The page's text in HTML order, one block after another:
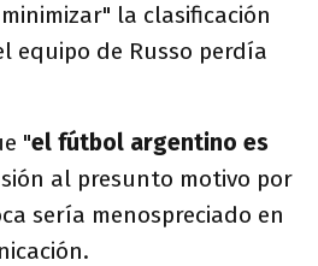
la clasificación
equipo de Russo perdía
"el fútbol argentino es
al presunto motivo por
sería menospreciado en